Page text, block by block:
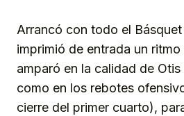
Arrancó con todo el
imprimió de entrada un
amparó en la calidad de
como en los rebotes
cierre del primer cuarto),